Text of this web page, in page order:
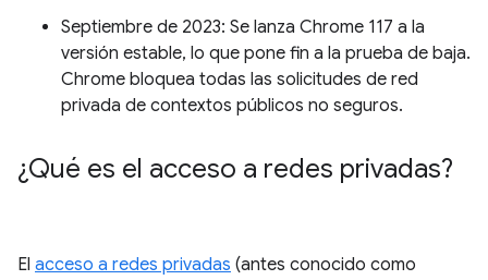
Septiembre de 2023: Se lanza Chrome 117 a la
versión estable, lo que pone fin a la prueba de baja.
Chrome bloquea todas las solicitudes de red
privada de contextos públicos no seguros.
¿Qué es el acceso a redes privadas?
El acceso a redes privadas (antes conocido como